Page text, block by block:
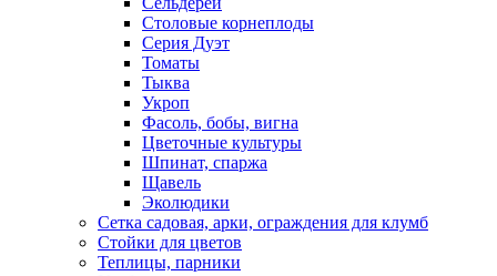
Столовые корнеплоды
Серия Дуэт
Томаты
Тыква
Укроп
Фасоль, бобы, вигна
Цветочные культуры
Шпинат, спаржа
Щавель
Эколюдики
Сетка садовая, арки, ограждения для клумб
Стойки для цветов
Теплицы, парники